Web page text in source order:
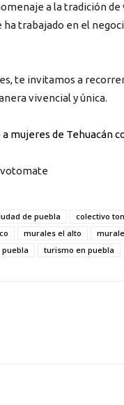
a la tradición
trabajado en el
te invitamos a
vivencial y única.
mujeres de Tehuacán
de puebla colectivo
murales el alto
turismo en puebla